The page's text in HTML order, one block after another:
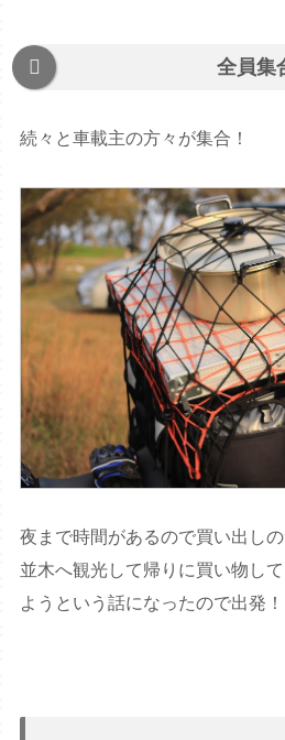
全員集
続々と車載主の方々が集合！
夜まで時間があるので買い出し
並木へ観光して帰りに買い物し
ようという話になったので出発！